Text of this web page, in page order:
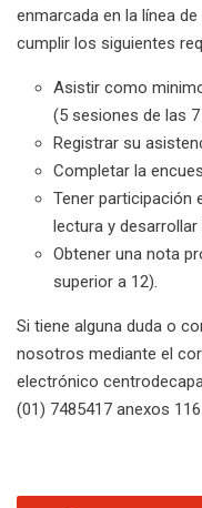
enmarcada en la línea
cumplir los siguientes
Asistir como
(5 sesiones de las
Registrar su
Completar la
Tener participación
lectura y
Obtener una nota
superior a 12).
Si tiene alguna duda o
nosotros mediante el
electrónico
(01) 7485417 anexos